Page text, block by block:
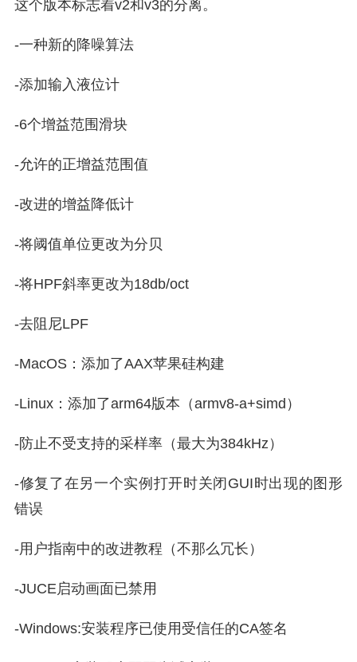
这个版本标志着v2和v3的分离。
-一种新的降噪算法
-添加输入液位计
-6个增益范围滑块
-允许的正增益范围值
-改进的增益降低计
-将阈值单位更改为分贝
-将HPF斜率更改为18db/oct
-去阻尼LPF
-MacOS：添加了AAX苹果硅构建
-Linux：添加了arm64版本（armv8-a+simd）
-防止不受支持的采样率（最大为384kHz）
-修复了在另一个实例打开时关闭GUI时出现的图形
错误
-用户指南中的改进教程（不那么冗长）
-JUCE启动画面已禁用
-Windows:安装程序已使用受信任的CA签名